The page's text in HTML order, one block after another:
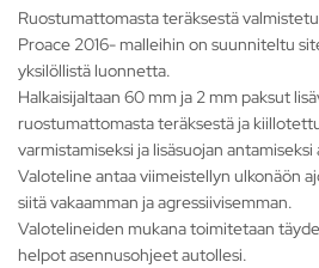
Ruostumattomasta teräksestä
Proace 2016- malleihin on suunniteltu
yksilöllistä luonnetta.
Halkaisijaltaan 60 mm ja 2 mm paksut
ruostumattomasta teräksestä ja
varmistamiseksi ja lisäsuojan
Valoteline antaa viimeistellyn ulkonäön
siitä vakaamman ja agressiivisemman.
Valotelineiden mukana toimitetaan
helpot asennusohjeet autollesi.